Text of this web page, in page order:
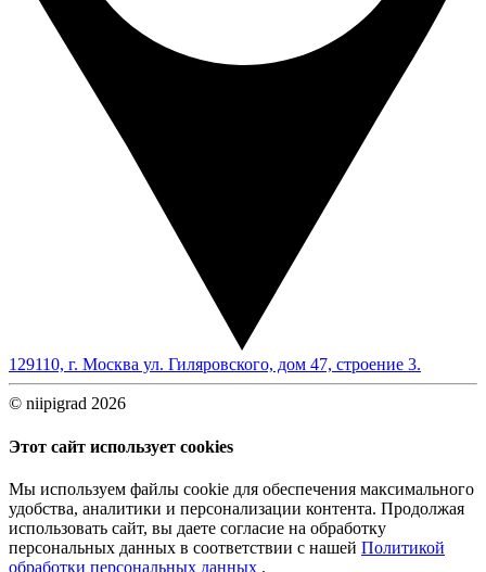
129110, г. Москва ул. Гиляровского, дом 47, строение 3.
© niipigrad 2026
Этот сайт использует cookies
Мы используем файлы cookie для обеспечения максимального
удобства, аналитики и персонализации контента. Продолжая
использовать сайт, вы даете согласие на обработку
персональных данных в соответствии с нашей Политикой
обработки персональных данных .